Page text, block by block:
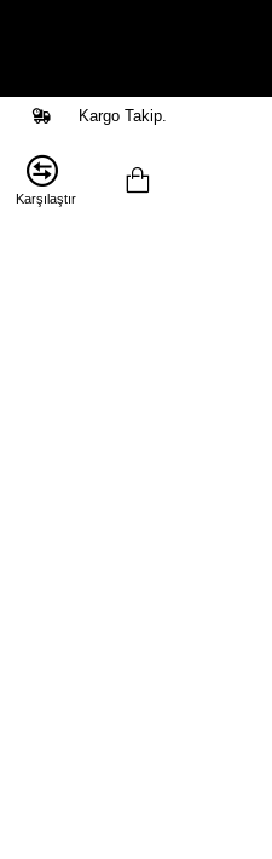
Kargo Takip.
Karşılaştır